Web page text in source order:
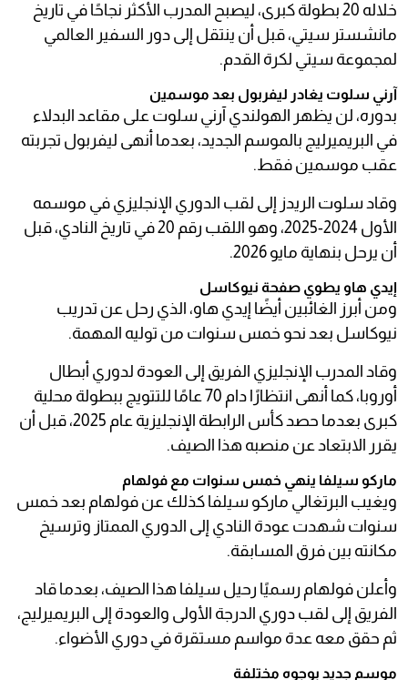
خلاله 20 بطولة كبرى، ليصبح المدرب الأكثر نجاحًا في تاريخ
مانشستر سيتي، قبل أن ينتقل إلى دور السفير العالمي
لمجموعة سيتي لكرة القدم.
آرني سلوت يغادر ليفربول بعد موسمين
بدوره، لن يظهر الهولندي آرني سلوت على مقاعد البدلاء
في البريميرليج بالموسم الجديد، بعدما أنهى ليفربول تجربته
عقب موسمين فقط.
وقاد سلوت الريدز إلى لقب الدوري الإنجليزي في موسمه
الأول 2024-2025، وهو اللقب رقم 20 في تاريخ النادي، قبل
أن يرحل بنهاية مايو 2026.
إيدي هاو يطوي صفحة نيوكاسل
ومن أبرز الغائبين أيضًا إيدي هاو، الذي رحل عن تدريب
نيوكاسل بعد نحو خمس سنوات من توليه المهمة.
وقاد المدرب الإنجليزي الفريق إلى العودة لدوري أبطال
أوروبا، كما أنهى انتظارًا دام 70 عامًا للتتويج ببطولة محلية
كبرى بعدما حصد كأس الرابطة الإنجليزية عام 2025، قبل أن
يقرر الابتعاد عن منصبه هذا الصيف.
ماركو سيلفا ينهي خمس سنوات مع فولهام
ويغيب البرتغالي ماركو سيلفا كذلك عن فولهام بعد خمس
سنوات شهدت عودة النادي إلى الدوري الممتاز وترسيخ
مكانته بين فرق المسابقة.
وأعلن فولهام رسميًا رحيل سيلفا هذا الصيف، بعدما قاد
الفريق إلى لقب دوري الدرجة الأولى والعودة إلى البريميرليج،
ثم حقق معه عدة مواسم مستقرة في دوري الأضواء.
موسم جديد بوجوه مختلفة